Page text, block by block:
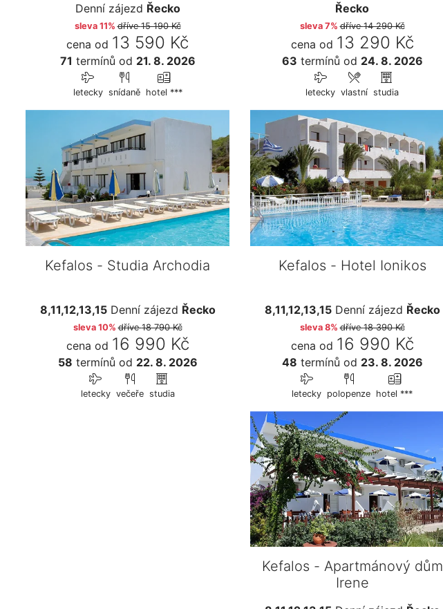
Denní zájezd Řecko
sleva 11% dříve15 190 Kč
cena od 13 590 Kč
71 termínů od 21. 8. 2026
letecky snídaně hotel ***
Řecko
sleva 7% dříve14 290 Kč
cena od 13 290 Kč
63 termínů od 24. 8. 2026
letecky vlastní studia
Kefalos - Studia Archodia
8,11,12,13,15Denní zájezd Řecko
sleva 10% dříve18 790 Kč
cena od 16 990 Kč
58 termínů od 22. 8. 2026
letecky večeře studia
Kefalos - Hotel Ionikos
8,11,12,13,15Denní zájezd Řecko
sleva 8% dříve18 390 Kč
cena od 16 990 Kč
48 termínů od 23. 8. 2026
letecky polopenze hotel ***
Kefalos - Apartmánový dům
Irene